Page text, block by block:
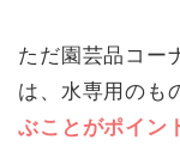
ただ園芸品コー
は、水専用のも
ぶことがポイン